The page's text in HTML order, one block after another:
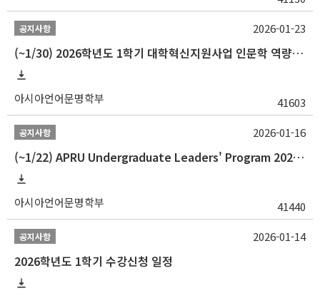
공지사항
(~1/30) 2026학년도 1학기 대학혁신지원사업 인문학 역량강화 학업지원금 지원 선발 안내(학·석·박사)
아시아언어문명학부 41603
2026-01-23
공지사항
(~1/22) APRU Undergraduate Leaders' Program 2026 프로그램 참가자 모집
아시아언어문명학부 41440
2026-01-16
공지사항
2026학년도 1학기 수강신청 일정
2026-01-14